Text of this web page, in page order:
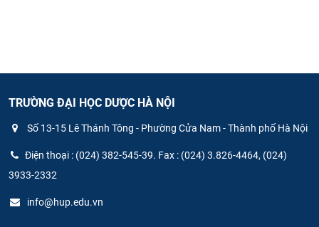
TRƯỜNG ĐẠI HỌC DƯỢC HÀ NỘI
Số 13-15 Lê Thánh Tông - Phường Cửa Nam - Thành phố Hà Nội
Điện thoại : (024) 382-545-39. Fax : (024) 3.826-4464, (024)
3933-2332
info@hup.edu.vn